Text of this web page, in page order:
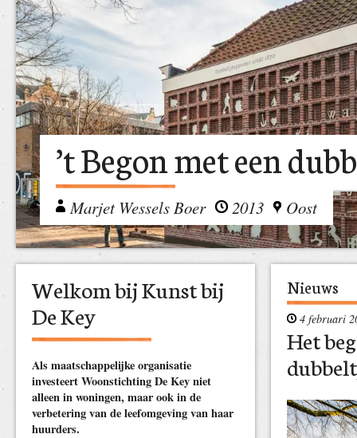
’t Begon met een
Marjet Wessels Boer 2013 Oost
Welkom bij Kunst bij
De Key
Als maatschappelijke organisatie
investeert Woonstichting De Key niet
alleen in woningen, maar ook in de
verbetering van de leefomgeving van haar
huurders.
Nieuws
4 februari
Het